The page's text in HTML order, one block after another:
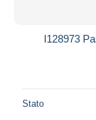
I128973
Stato